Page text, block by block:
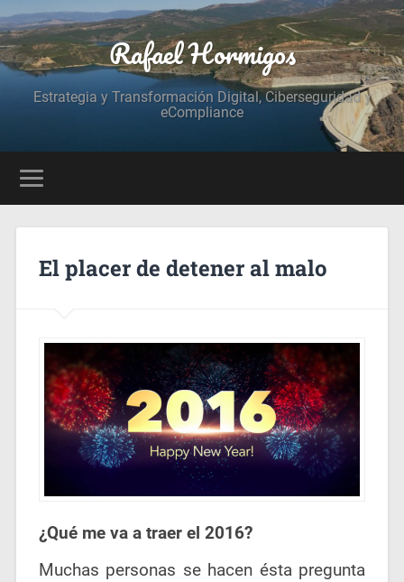
Rafael Hormigos
Estrategia y Transformación Digital, Ciberseguridad y
eCompliance
El placer de detener al malo
¿Qué me va a traer el 2016?
Muchas personas se hacen ésta pregunta